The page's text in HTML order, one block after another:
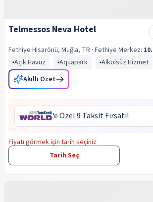
Telmessos Neva Hotel
Fethiye Hisarönü, Muğla, TR · Fethiye Merkez:
Açık Havuz
Aquapark
Alkolsüz Hizmet
Akıllı Özet
‘e Özel 9 Taksit Fırsatı!
Fiyatı görmek için tarih seçiniz
Tarih Seç